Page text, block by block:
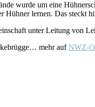
wurde um eine
Hühner lernen. Das steckt
unter Leitung von
mehr aufNWZ-